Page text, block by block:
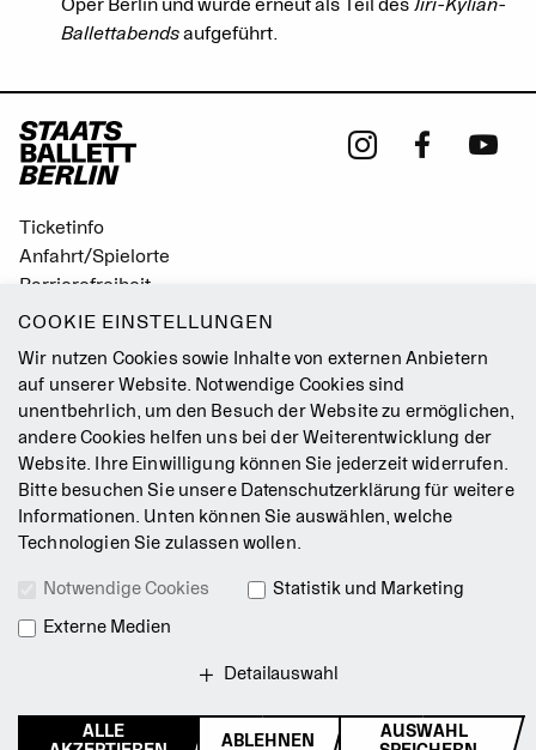
Ballettabendsaufgeführt.
Ticketinfo
Anfahrt/Spielorte
Barrierefreiheit
Leichte Sprache
Leitbild
Presse
Jobs
Kontakt
Newsletter
AGB
Datenschutz
COOKIE EINSTELLUNGEN
Wir nutzen Cookies sowie Inhalte von externen Anbietern
auf unserer Website. Notwendige Cookies sind
unentbehrlich, um den Besuch der Website zu ermöglichen,
andere Cookies helfen uns bei der Weiterentwicklung der
Website. Ihre Einwilligung können Sie jederzeit widerrufen.
Bitte besuchen Sie unsere Datenschutzerklärung für weitere
Informationen. Unten können Sie auswählen, welche
Technologien Sie zulassen wollen.
Notwendige Cookies
Statistik und Marketing
Externe Medien
Detailauswahl
ALLE
ABLEHNEN
AUSWAHL